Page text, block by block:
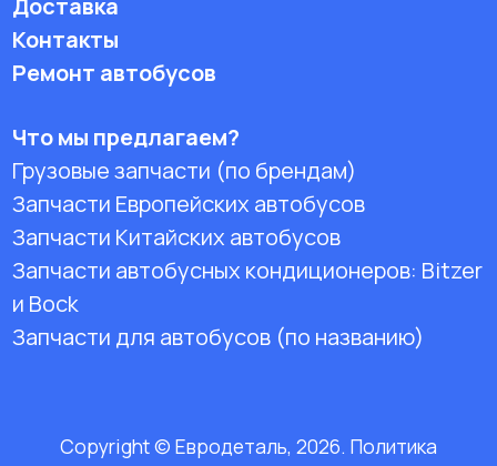
Доставка
Контакты
Ремонт автобусов
Что мы предлагаем?
Грузовые запчасти (по брендам)
Запчасти Европейских автобусов
Запчасти Китайских автобусов
Запчасти автобусных кондиционеров: Bitzer
и Bock
Запчасти для автобусов (по названию)
Copyright © Евродеталь, 2026. Политика